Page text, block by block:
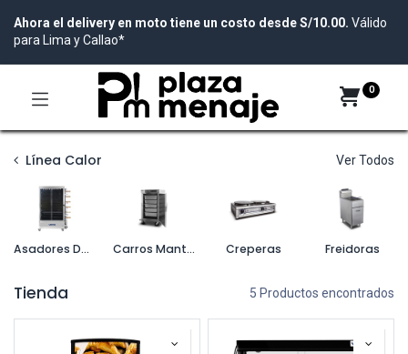
Ahora el delivery en moto tiene un costo desde S/10.00. Válido
para Lima y Callao*
0
Línea Calor Ver Todos
Asadores De Pollo Carros Mantenedores Creperas Freidoras
Tienda 5 Productos encontrados